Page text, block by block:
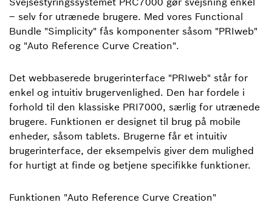
– selv for utrænede brugere. Med vores Functional
Bundle "Simplicity" fås komponenter såsom "PRIweb"
og "Auto Reference Curve Creation".
Det webbaserede brugerinterface "PRIweb" står for
enkel og intuitiv brugervenlighed. Den har fordele i
forhold til den klassiske PRI7000, særlig for utrænede
brugere. Funktionen er designet til brug på mobile
enheder, såsom tablets. Brugerne får et intuitiv
brugerinterface, der eksempelvis giver dem mulighed
for hurtigt at finde og betjene specifikke funktioner.
Funktionen "Auto Reference Curve Creation"